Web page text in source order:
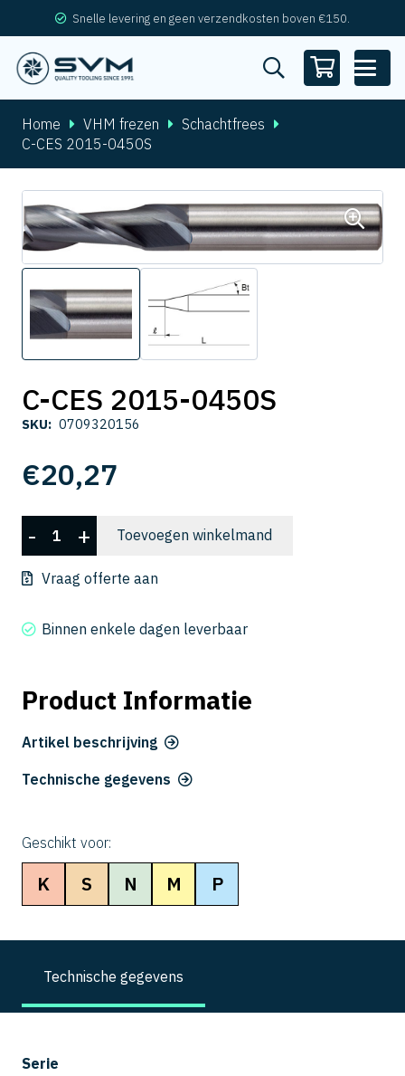
Snelle levering en geen verzendkosten boven €150.
Home VHM frezen
Schachtfrees
C-CES 2015-0450S
C-CES 2015-0450S
SKU: 0709320156
€20,27
CES
2015-
aantal
- + Toevoegen winkelmand
Vraag offerte aan
Binnen enkele dagen leverbaar
Product Informatie
Artikel beschrijving
Technische gegevens
Geschikt voor:
K S N M P
Technische gegevens
Serie